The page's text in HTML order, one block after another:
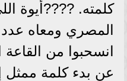
كلمته. ????أيوة
المصري ومعاه عدد
انسحبوا من القاعة
عن بدء كلمة ممثل